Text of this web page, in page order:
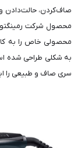
صاف‌کردن، حالت‌دادن
محصول شرکت
محصولی خاص را به
به شکلی طراحی شده
سری صاف و طبیعی را